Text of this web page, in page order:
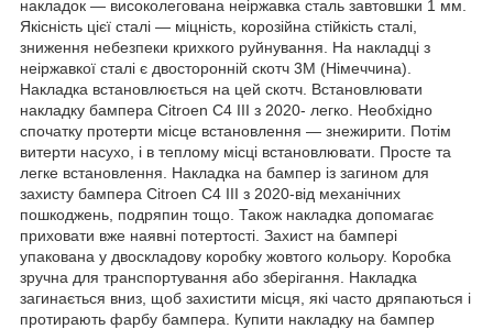
накладок — високолегована неіржавка сталь завтовшки 1 мм.
Якісність цієї сталі — міцність, корозійна стійкість сталі,
зниження небезпеки крихкого руйнування. На накладці з
неіржавкої сталі є двосторонній скотч 3M (Німеччина).
Накладка встановлюється на цей скотч. Встановлювати
накладку бампера Citroen C4 III з 2020- легко. Необхідно
спочатку протерти місце встановлення — знежирити. Потім
витерти насухо, і в теплому місці встановлювати. Просте та
легке встановлення. Накладка на бампер із загином для
захисту бампера Citroen C4 III з 2020-від механічних
пошкоджень, подряпин тощо. Також накладка допомагає
приховати вже наявні потертості. Захист на бампері
упакована у двоскладову коробку жовтого кольору. Коробка
зручна для транспортування або зберігання. Накладка
загинається вниз, щоб захистити місця, які часто дряпаються і
протирають фарбу бампера. Купити накладку на бампер